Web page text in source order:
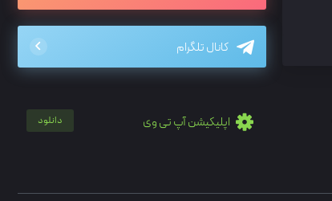
کانال تلگرام
اپلیکیشن آپ تی وی دانلود